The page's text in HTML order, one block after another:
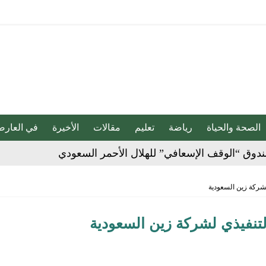
الصحة والحياة رياضة تعليم مقالات الأخيرة في
“الوقف الإسعافي” للهلال الأحمر السعودي
فنيًا لـ الأهلي
مكسرات 5 مرات أسبوعيا؟
زين السعودية
لشركة زين السعودية